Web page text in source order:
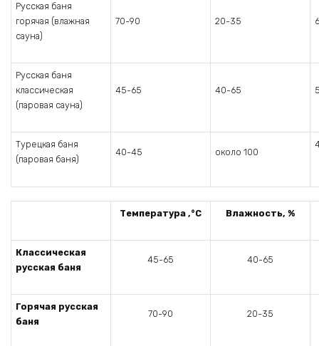
Русская баня
горячая (влажная
сауна)
70-90 20-35
Русская баня
классическая
(паровая сауна)
45-65 40-65
Турецкая баня
(паровая баня)
40-45 около 100
Температура ,°С Влажность, %
Классическая
русская баня
45-65 40-65
Горячая русская
баня
70-90 20-35